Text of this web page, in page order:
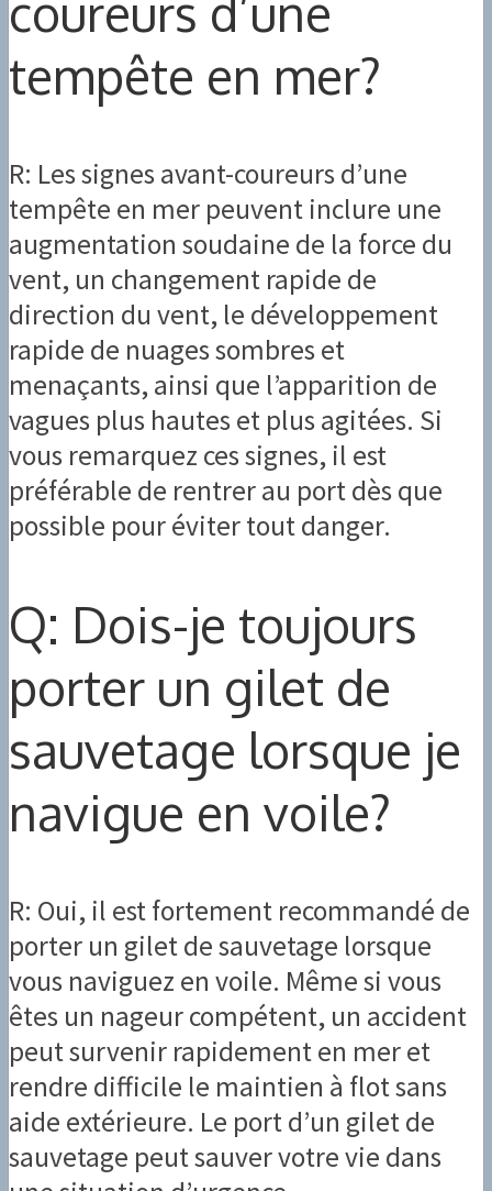
coureurs d’une
tempête en mer?
R: Les signes avant-coureurs d’une
tempête en mer peuvent inclure une
augmentation soudaine de la force du
vent, un changement rapide de
direction du vent, le développement
rapide de nuages sombres et
menaçants, ainsi que l’apparition de
vagues plus hautes et plus agitées. Si
vous remarquez ces signes, il est
préférable de rentrer au port dès que
possible pour éviter tout danger.
Q: Dois-je toujours
porter un gilet de
sauvetage lorsque je
navigue en voile?
R: Oui, il est fortement recommandé de
porter un gilet de sauvetage lorsque
vous naviguez en voile. Même si vous
êtes un nageur compétent, un accident
peut survenir rapidement en mer et
rendre difficile le maintien à flot sans
aide extérieure. Le port d’un gilet de
sauvetage peut sauver votre vie dans